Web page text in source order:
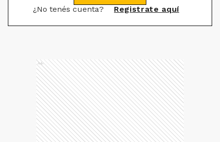
¿No tenés cuenta? Registrate aquí
Ads